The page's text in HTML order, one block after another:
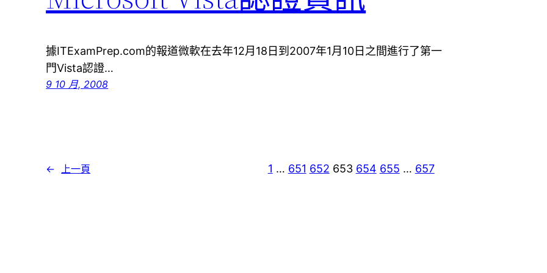
據ITExamPrep.com的報道微軟在去年12月18日到2007年1月10日之間進行了第一
門Vista認證…
9 10 月, 2008
← 上一頁 1 … 651 652 653 654 655 … 657